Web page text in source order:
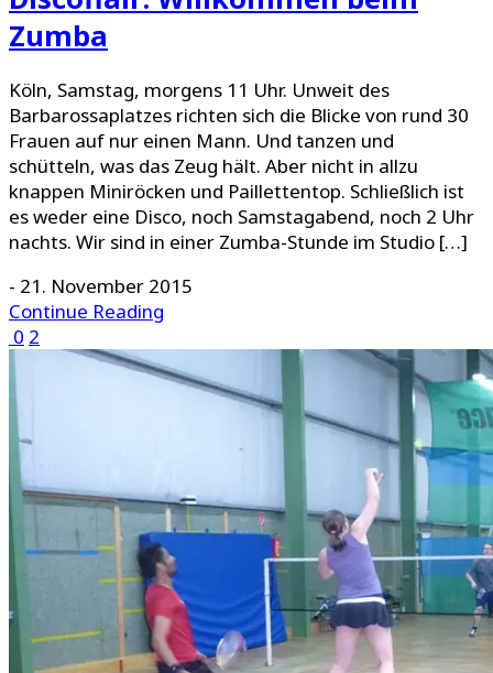
Zumba
Köln, Samstag, morgens 11 Uhr. Unweit des
Barbarossaplatzes richten sich die Blicke von rund 30
Frauen auf nur einen Mann. Und tanzen und
schütteln, was das Zeug hält. Aber nicht in allzu
knappen Miniröcken und Paillettentop. Schließlich ist
es weder eine Disco, noch Samstagabend, noch 2 Uhr
nachts. Wir sind in einer Zumba-Stunde im Studio […]
- 21. November 2015
Continue Reading
0 2